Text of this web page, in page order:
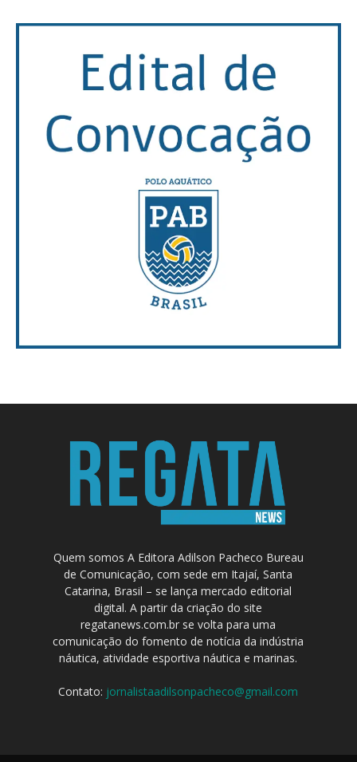
Quem somos A Editora Adilson Pacheco Bureau
de Comunicação, com sede em Itajaí, Santa
Catarina, Brasil – se lança mercado editorial
digital. A partir da criação do site
regatanews.com.br se volta para uma
comunicação do fomento de notícia da indústria
náutica, atividade esportiva náutica e marinas.
Contato: jornalistaadilsonpacheco@gmail.com